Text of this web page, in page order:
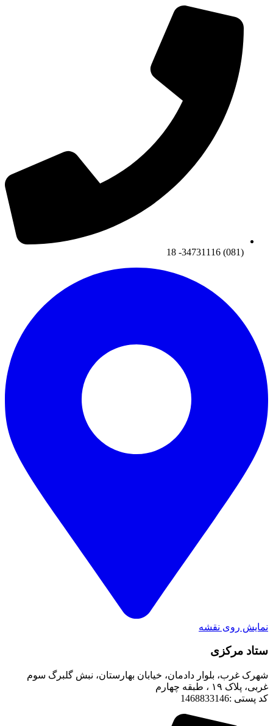
(081) 34731116- 18
نمایش روی نقشه
ستاد مرکزی
شهرک غرب، بلوار دادمان، خیابان بهارستان، نبش گلبرگ سوم
غربی، پلاک ۱۹ ، طبقه چهارم
کد پستی :1468833146